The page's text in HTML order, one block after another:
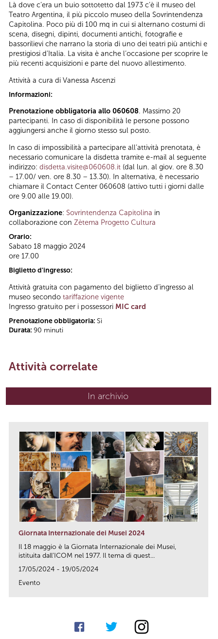
Là dove c’era un buio sottotetto dal 1973 c’è il museo del
Teatro Argentina, il più piccolo museo della Sovrintendenza
Capitolina. Poco più di 100 mq in cui si alternano costumi di
scena, disegni, dipinti, documenti antichi, fotografie e
bassorilievi che narrano la storia di uno dei teatri più antichi e
prestigiosi d’Italia. La visita è anche l’occasione per scoprire le
più recenti acquisizioni e parte del nuovo allestimento.
Attività a cura di Vanessa Ascenzi
Informazioni:
Prenotazione obbligatoria allo 060608. Massimo 20
partecipanti. In caso di disponibilità le persone possono
aggiungersi anche il giorno stesso sul posto.
In caso di impossibilità a partecipare all’attività prenotata, è
necessario comunicare la disdetta tramite e-mail al seguente
indirizzo: disdetta.visite@060608.it (dal lun. al giov. ore 8.30
– 17.00/ ven. ore 8.30 – 13.30). In alternativa, è necessario
chiamare il Contact Center 060608 (attivo tutti i giorni dalle
ore 9.00 alle 19.00).
Organizzazione: Sovrintendenza Capitolina in
collaborazione con Zètema Progetto Cultura
Orario:
Sabato 18 maggio 2024
ore 17.00
Biglietto d'ingresso:
Attività gratuita con pagamento del biglietto d’ingresso al
museo secondo tariffazione vigente
Ingresso gratuito per i possessori MIC card
Prenotazione obbligatoria: Sì
Durata: 90 minuti
Attività correlate
In archivio
Giornata Internazionale dei Musei 2024
Il 18 maggio è la Giornata Internazionale dei Musei,
istituita dall’ICOM nel 1977. Il tema di quest...
17/05/2024 - 19/05/2024
Evento